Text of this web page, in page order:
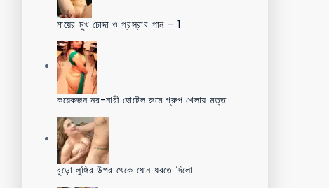
মায়ের মুখ চোদা ও প্রস্রাব পান – 1
কয়েকজন নর-নারী হোটেল রুমে গ্রুপ খেলায় মত্ত
বুড়ো লুঙ্গির উপর থেকে ধোন ধরতে দিলো